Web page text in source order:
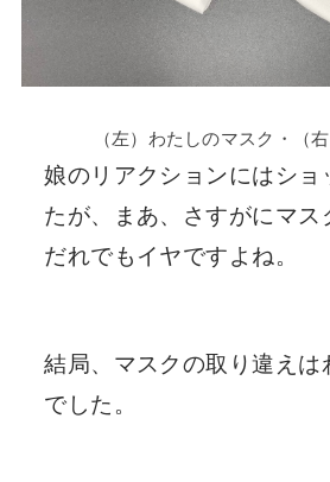
（左）わたしのマスク・（
娘のリアクションにはショ
たが、まあ、さすがにマス
だれでもイヤですよね。
結局、マスクの取り違えは
でした。